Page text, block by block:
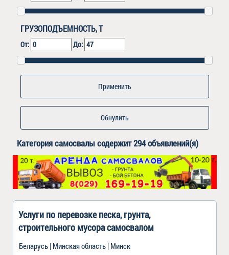
ГРУЗОПОДЪЕМНОСТЬ, Т
От: До:
Обнулить
Категориясамосвалысодержит 294 объявлений(я)
Услуги по перевозке песка, грунта,
строительного мусора самосвалом
Беларусь | Минская область | Минск